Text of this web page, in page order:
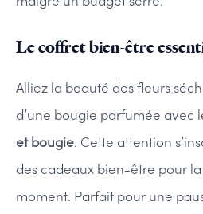
Le coffret bien-être
Alliez la beauté des fleurs
d’une bougie parfumée avec
et bougie. Cette attention
des cadeaux bien-être pour
moment. Parfait pour une